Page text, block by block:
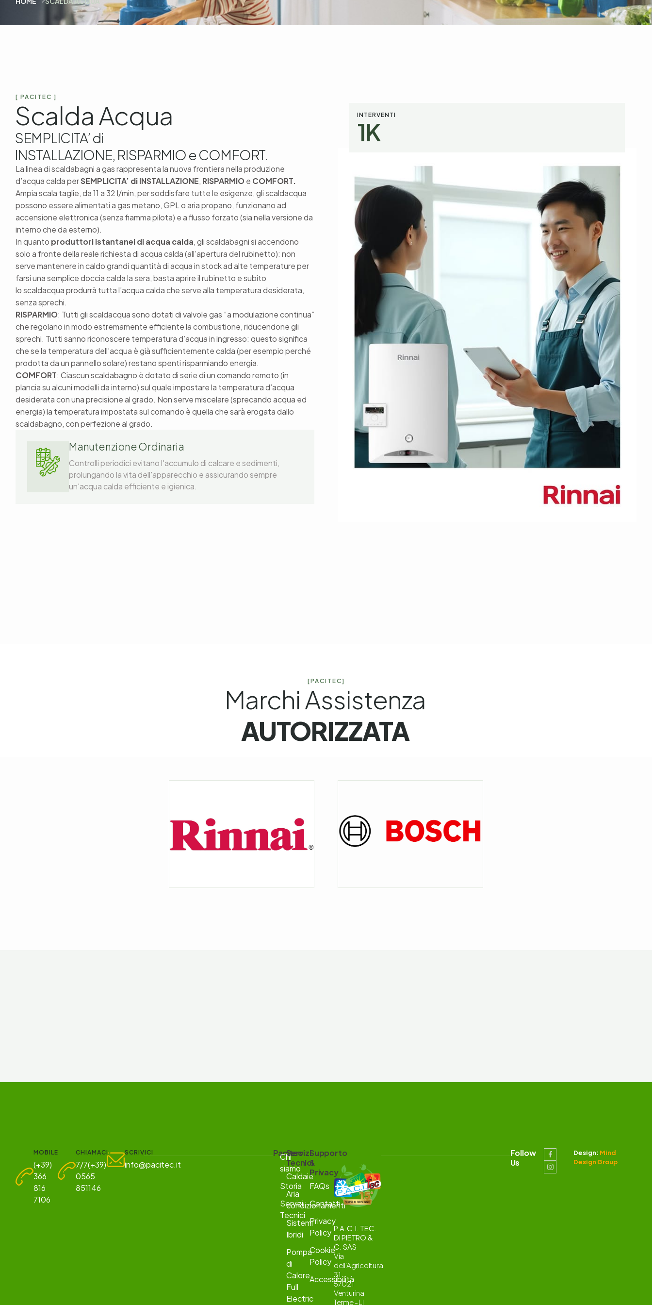
[ PACITEC ]
Scalda Acqua
SEMPLICITA’ di
INSTALLAZIONE, RISPARMIO e COMFORT.
La linea di scaldabagni a gas rappresenta la nuova frontiera nella produzione
d’acqua calda perSEMPLICITA’ di INSTALLAZIONE, RISPARMIO e COMFORT.
Ampia scala taglie, da 11 a 32 l/min, per soddisfare tutte le esigenze, gli scaldacqua
possono essere alimentati a gas metano, GPL o aria propano, funzionano ad
accensione elettronica (senza fiamma pilota) e a flusso forzato (sia nella versione da
interno che da esterno).
In quanto produttori istantanei di acqua calda, gli scaldabagni si accendono
solo a fronte della reale richiesta di acqua calda (all’apertura del rubinetto): non
serve mantenere in caldo grandi quantità di acqua in stock ad alte temperature per
farsi una semplice doccia calda la sera, basta aprire il rubinetto e subito
lo scaldacqua produrrà tutta l’acqua calda che serve alla temperatura desiderata,
senza sprechi.
RISPARMIO: Tutti gli scaldacqua sono dotati di valvole gas “a modulazione continua”
che regolano in modo estremamente efficiente la combustione, riducendone gli
sprechi. Tutti sanno riconoscere temperatura d’acqua in ingresso: questo significa
che se la temperatura dell’acqua è già sufficientemente calda (per esempio perché
prodotta da un pannello solare) restano spenti risparmiando energia.
COMFORT: Ciascun scaldabagno è dotato di serie di un comando remoto (in
plancia su alcuni modelli da interno) sul quale impostare la temperatura d’acqua
desiderata con una precisione al grado. Non serve miscelare (sprecando acqua ed
energia) la temperatura impostata sul comando è quella che sarà erogata dallo
scaldabagno, con perfezione al grado.
Manutenzione Ordinaria
Controlli periodici evitano l'accumulo di calcare e sedimenti,
prolungando la vita dell'apparecchio e assicurando sempre
un'acqua calda efficiente e igienica.
INTERVENTI
1K
[PACITEC]
Marchi Assistenza
AUTORIZZATA
MOBILE
(+39)
366
816
7106
CHIAMACI
7/7(+39)
0565
851146
SCRIVICI
info@pacitec.it
Pacitec
Chi
siamo
Storia
Servizi
Tecnici
Servizi
Tecnici
Caldaie
Aria
condizionamenti
Sistemi
Ibridi
Pompa
di
Calore
Full
Electric
Supporto
&
Privacy
FAQs
Contatti
Privacy
Policy
Cookie
Policy
Accessibilità
P.A.C.I. TEC.
DI PIETRO &
C. SAS
Via
dell'Agricoltura
31
57021
Venturina
Terme - LI
Follow
Us
Design: Mind
Design Group